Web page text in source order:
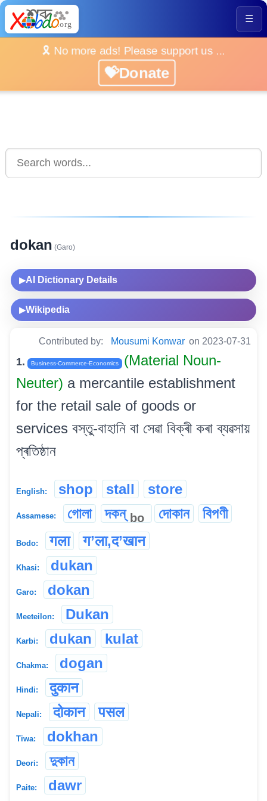
☰
🎗️ No more ads! Please support us ...
💝Donate
dokan (Garo)
▶AI Dictionary Details
▶Wikipedia
Contributed by: Mousumi Konwar on 2023-07-31
1. Business-Commerce-Economics
(Material Noun-
Neuter) a mercantile establishment
for the retail sale of goods or
services বস্তু-বাহানি বা সেৱা বিক্ৰী কৰা ব্যৱসায়
প্ৰতিষ্ঠান
English: shop stall store
Assamese: গোলা দকন্ bo দোকান বিপণী
Bodo: गला ग’ला,द’खान
Khasi: dukan
Garo: dokan
Meeteilon: Dukan
Karbi: dukan kulat
Chakma: dogan
Hindi: दुकान
Nepali: दोकान पसल
Tiwa: dokhan
Deori: দুকান
Paite: dawr